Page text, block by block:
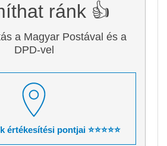
ránk 👍
a Magyar Postával és a
DPD-vel
értékesítési pontjai ⭐⭐⭐⭐⭐